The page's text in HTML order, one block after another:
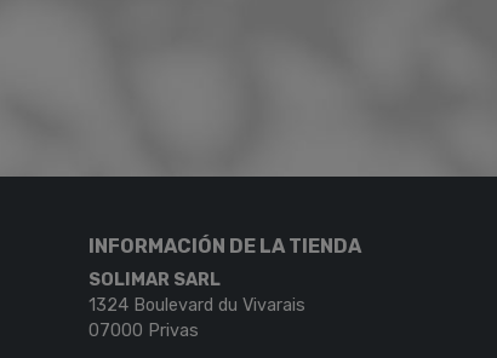
INFORMACIÓN DE LA TIENDA
SOLIMAR SARL
1324 Boulevard du Vivarais
07000 Privas